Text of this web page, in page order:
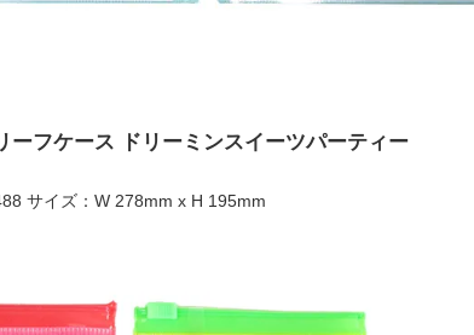
ーフケース ドリーミンスイーツパーティー
サイズ：W 278mm x H 195mm